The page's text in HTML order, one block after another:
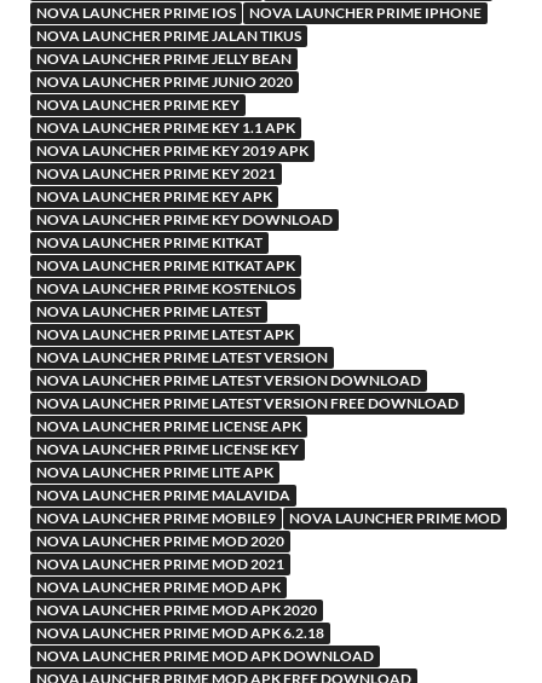
NOVA LAUNCHER PRIME IOS
NOVA LAUNCHER PRIME IPHONE
NOVA LAUNCHER PRIME JALAN TIKUS
NOVA LAUNCHER PRIME JELLY BEAN
NOVA LAUNCHER PRIME JUNIO 2020
NOVA LAUNCHER PRIME KEY
NOVA LAUNCHER PRIME KEY 1.1 APK
NOVA LAUNCHER PRIME KEY 2019 APK
NOVA LAUNCHER PRIME KEY 2021
NOVA LAUNCHER PRIME KEY APK
NOVA LAUNCHER PRIME KEY DOWNLOAD
NOVA LAUNCHER PRIME KITKAT
NOVA LAUNCHER PRIME KITKAT APK
NOVA LAUNCHER PRIME KOSTENLOS
NOVA LAUNCHER PRIME LATEST
NOVA LAUNCHER PRIME LATEST APK
NOVA LAUNCHER PRIME LATEST VERSION
NOVA LAUNCHER PRIME LATEST VERSION DOWNLOAD
NOVA LAUNCHER PRIME LATEST VERSION FREE DOWNLOAD
NOVA LAUNCHER PRIME LICENSE APK
NOVA LAUNCHER PRIME LICENSE KEY
NOVA LAUNCHER PRIME LITE APK
NOVA LAUNCHER PRIME MALAVIDA
NOVA LAUNCHER PRIME MOBILE9
NOVA LAUNCHER PRIME MOD
NOVA LAUNCHER PRIME MOD 2020
NOVA LAUNCHER PRIME MOD 2021
NOVA LAUNCHER PRIME MOD APK
NOVA LAUNCHER PRIME MOD APK 2020
NOVA LAUNCHER PRIME MOD APK 6.2.18
NOVA LAUNCHER PRIME MOD APK DOWNLOAD
NOVA LAUNCHER PRIME MOD APK FREE DOWNLOAD